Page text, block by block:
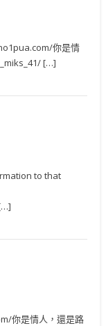
你是情
[…]
to that
你是情人，還是路